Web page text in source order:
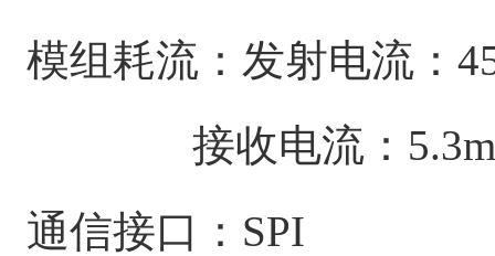
模组耗流：发射电流：
接收电流：
通信接口：SPI